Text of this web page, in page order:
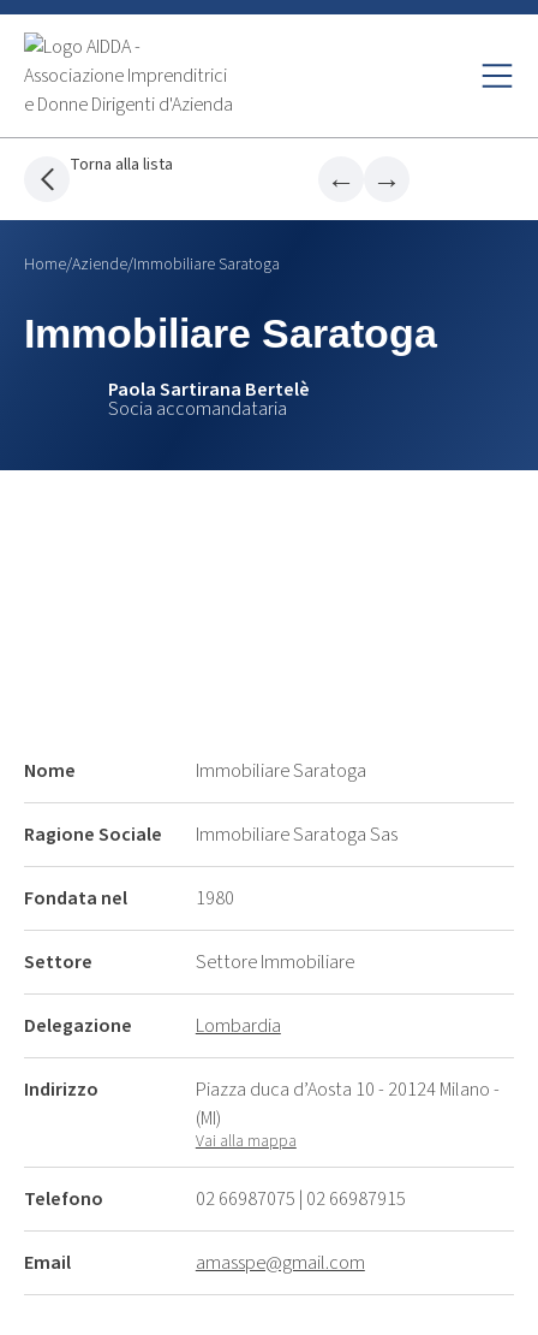
Torna alla lista ← →
Home/Aziende/Immobiliare Saratoga
Immobiliare Saratoga
Paola Sartirana Bertelè
Socia accomandataria
Nome Immobiliare Saratoga
Ragione Sociale Immobiliare Saratoga Sas
Fondata nel 1980
Settore Settore Immobiliare
Delegazione Lombardia
Indirizzo
Piazza duca d’Aosta 10 - 20124 Milano -
(MI)
Vai alla mappa
Telefono 02 66987075 | 02 66987915
Email amasspe@gmail.com